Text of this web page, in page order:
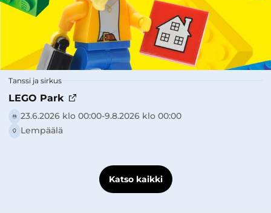
Tanssi ja sirkus
LEGO Park
23.6.2026 klo 00:00-­9.8.2026 klo 00:00
Lempäälä
Katso kaikki